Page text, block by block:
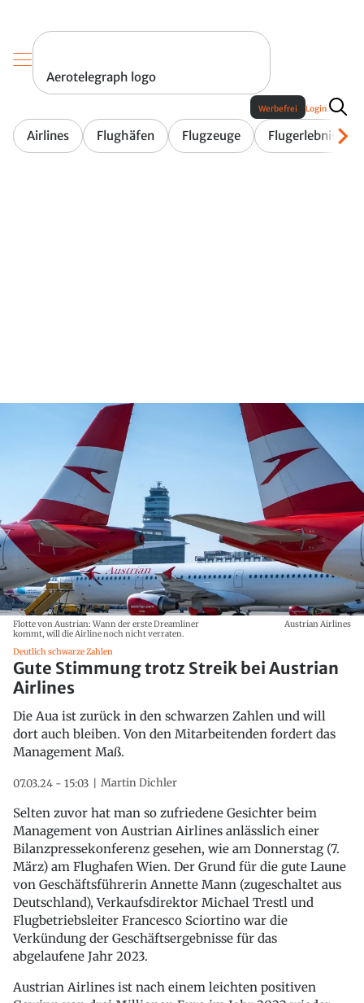
Aerotelegraph logo
Airlines Flughäfen Flugzeuge Flugerlebnis
Werbefrei Login
Flotte von Austrian: Wann der erste Dreamliner
kommt, will die Airline noch nicht verraten.
Austrian Airlines
Deutlich schwarze Zahlen
Gute Stimmung trotz Streik bei Austrian
Airlines
Die Aua ist zurück in den schwarzen Zahlen und will
dort auch bleiben. Von den Mitarbeitenden fordert das
Management Maß.
07.03.24 - 15:03 Martin Dichler
Selten zuvor hat man so zufriedene Gesichter beim
Management von Austrian Airlines anlässlich einer
Bilanzpressekonferenz gesehen, wie am Donnerstag (7.
März) am Flughafen Wien. Der Grund für die gute Laune
von Geschäftsführerin Annette Mann (zugeschaltet aus
Deutschland), Verkaufsdirektor Michael Trestl und
Flugbetriebsleiter Francesco Sciortino war die
Verkündung der Geschäftsergebnisse für das
abgelaufene Jahr 2023.
Austrian Airlines ist nach einem leichten positiven